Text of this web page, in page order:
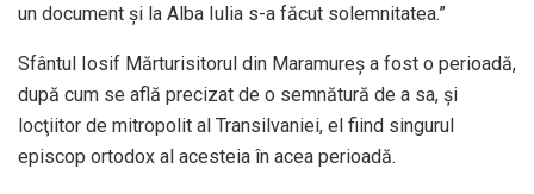
un document şi la Alba Iulia s-a făcut solemnitatea.”
Sfântul Iosif Mărturisitorul din Maramureş a fost o perioadă,
după cum se află precizat de o semnătură de a sa, şi
locţiitor de mitropolit al Transilvaniei, el fiind singurul
episcop ortodox al acesteia în acea perioadă.